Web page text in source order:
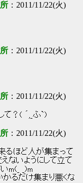
：2011/11/22(火)
：2011/11/22(火)
：2011/11/22(火)
て？( ´,_ふ`)
：2011/11/22(火)
るほど人が集まって
ないようにして立て
m(_ _)m
るだけ集まり悪くな